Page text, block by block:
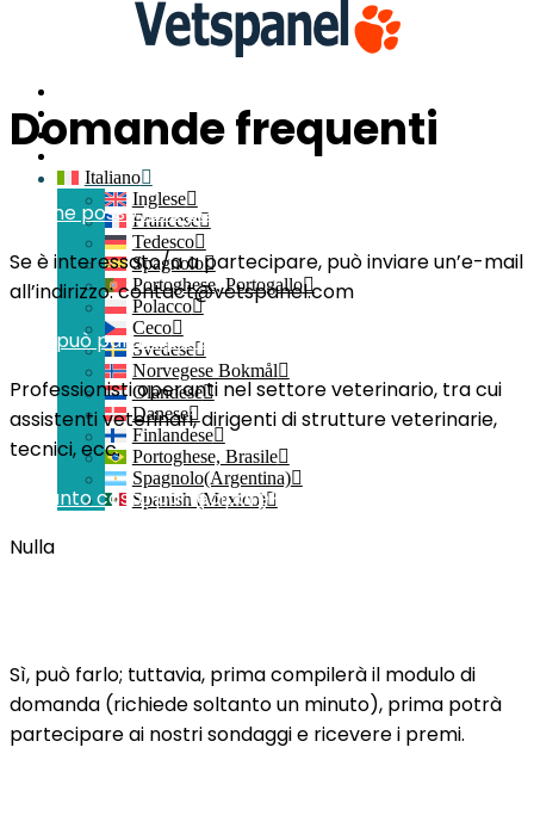
Login del membro
Italiano
Inglese
Francese
Tedesco
Spagnolo
Portoghese, Portogallo
Polacco
Ceco
Svedese
Norvegese Bokmål
Olandese
Danese
Finlandese
Portoghese, Brasile
Spagnolo(Argentina)
Spanish (Mexico)
Domande frequenti
Come posso fare per far parte di Vetspanel?
Se è interessato/a a partecipare, può inviare un’e-mail
all’indirizzo:contact@vetspanel.com
Chi può partecipare a Vetspanel?
Professionisti operanti nel settore veterinario, tra cui
assistenti veterinari, dirigenti di strutture veterinarie,
tecnici, ecc.
Quanto costa partecipare?
Nulla
Sì, può farlo; tuttavia, prima compilerà il modulo di
domanda (richiede soltanto un minuto), prima potrà
partecipare ai nostri sondaggi e ricevere i premi.